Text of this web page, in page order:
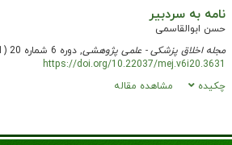
نامه به سردبیر
حسن ابوالقاسمی
مجله اخلاق پزشکی - علمی پژوهشی, دوره 6 شماره 20 (1391), 14 مهٔ 2014, صفحه 8-10
https://doi.org/10.22037/mej.v6i20.3631
چکیده
مشاهده مقاله